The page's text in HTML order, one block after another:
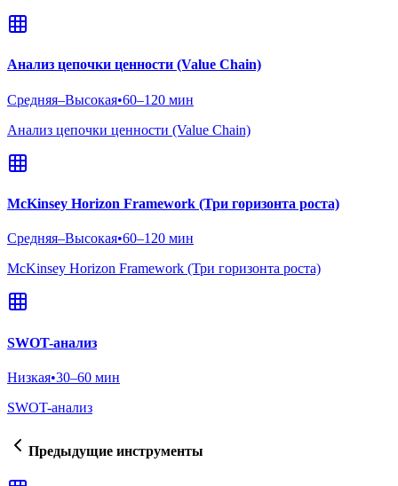
Анализ цепочки ценности (Value Chain)
Средняя–Высокая•60–120 мин
Анализ цепочки ценности (Value Chain)
McKinsey Horizon Framework (Три горизонта роста)
Средняя–Высокая•60–120 мин
McKinsey Horizon Framework (Три горизонта роста)
SWOT-анализ
Низкая•30–60 мин
SWOT-анализ
Предыдущие инструменты